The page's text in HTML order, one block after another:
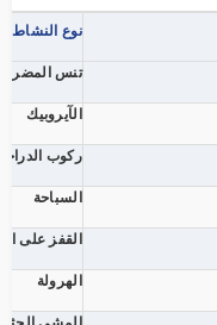
نوع النشاط
تنس المضرب
الآيروبيك
ركوب
السباحة
القفز على
الهرولة